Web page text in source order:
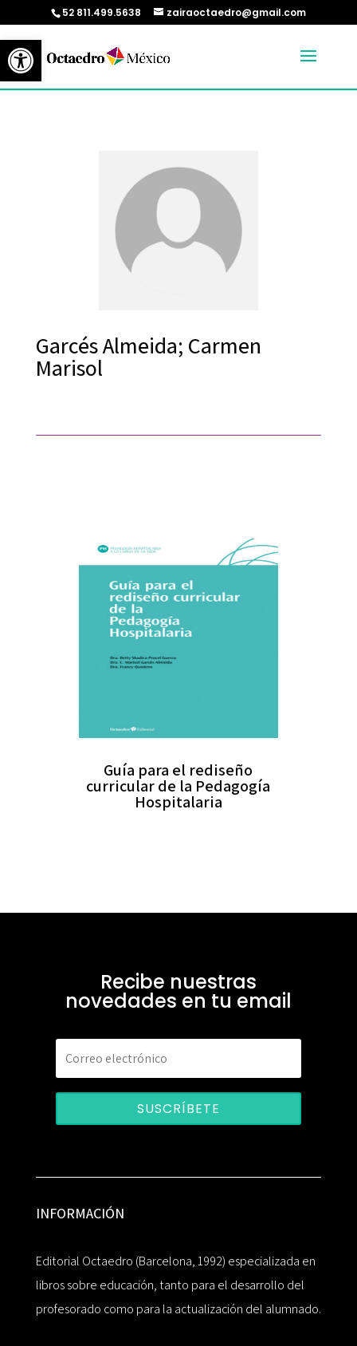
Abrir barra de herramientas
52 811.499.5638 zairaoctaedro@gmail.com
Garcés Almeida; Carmen
Marisol
Guía para el rediseño
curricular de la Pedagogía
Hospitalaria
Recibe nuestras
novedades en tu email
SUSCRÍBETE
INFORMACIÓN
Editorial Octaedro (Barcelona, 1992) especializada en
libros sobre educación, tanto para el desarrollo del
profesorado como para la actualización del alumnado.